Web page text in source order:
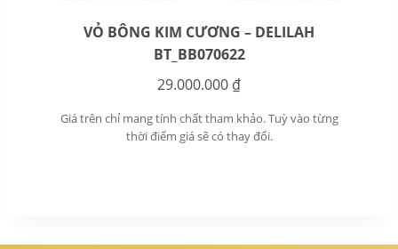
VỎ BÔNG KIM CƯƠNG – DELILAH
BT_BB070622
29.000.000 ₫
Giá trên chỉ mang tính chất tham khảo. Tuỳ vào từng
thời điểm giá sẽ có thay đổi.